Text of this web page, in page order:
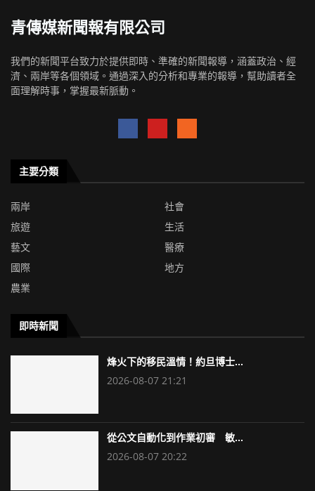
青傳媒新聞報有限公司
我們的新聞平台致力於提供即時、準確的新聞報導，涵蓋政治、經
濟、兩岸等各個領域。通過深入的分析和專業的報導，幫助讀者全
面理解時事，掌握最新脈動。
主要分類
兩岸
社會
旅遊
生活
藝文
醫療
國際
地方
農業
即時新聞
烽火下的移民溫情！約旦博士...
2026-08-07 21:21
從公文自動化到作業初審 敏...
2026-08-07 20:22